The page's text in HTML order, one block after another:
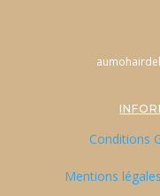
Conditions
Mentions